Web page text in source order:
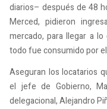
diarios– después de 48
Merced, pidieron
mercado, para llegar a
todo fue consumido por
Aseguran los locatarios
el jefe de Gobierno,
delegacional, Alejandro